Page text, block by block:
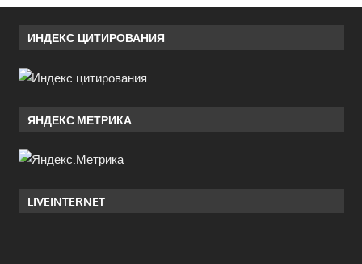
ИНДЕКС ЦИТИРОВАНИЯ
ЯНДЕКС.МЕТРИКА
LIVEINTERNET